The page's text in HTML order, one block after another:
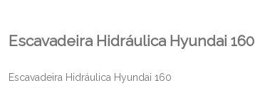
Escavadeira Hidráulica Hyundai 160
Escavadeira Hidráulica Hyundai 160